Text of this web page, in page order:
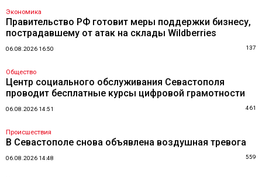
Экономика
Правительство РФ готовит меры поддержки бизнесу,
пострадавшему от атак на склады Wildberries
06.08.2026 16:50 137
Общество
Центр социального обслуживания Севастополя
проводит бесплатные курсы цифровой грамотности
06.08.2026 14:51 461
Происшествия
В Севастополе снова объявлена воздушная тревога
06.08.2026 14:48 559